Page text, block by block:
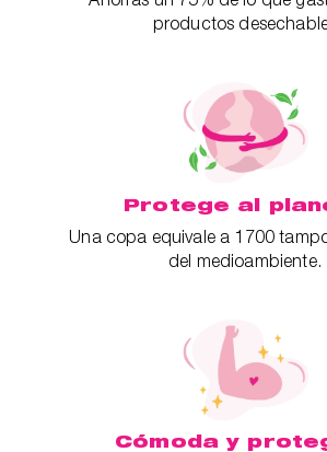
productos
Protege al
Una copa equivale a 1700
del medioambiente.
Cómoda y